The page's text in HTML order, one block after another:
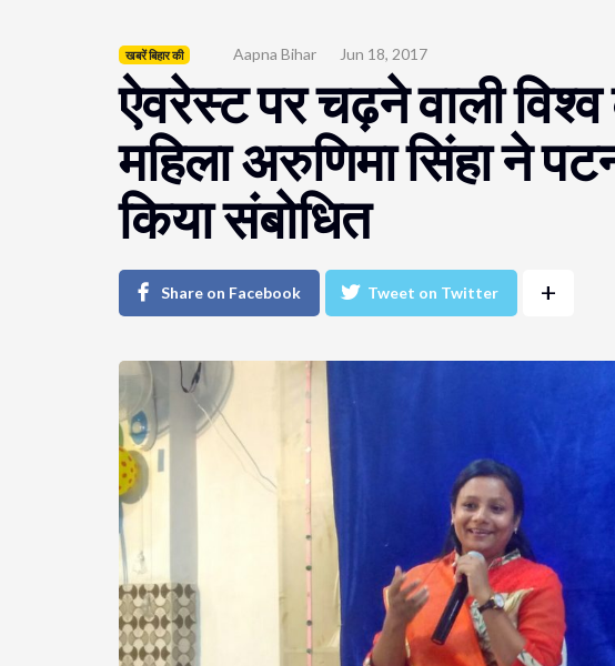
खबरें बिहार की Aapna Bihar Jun 18, 2017
ऐवरेस्ट पर चढ़ने वाली विश्व
महिला अरुणिमा सिंहा ने
किया संबोधित
Share on Facebook Tweet on Twitter +